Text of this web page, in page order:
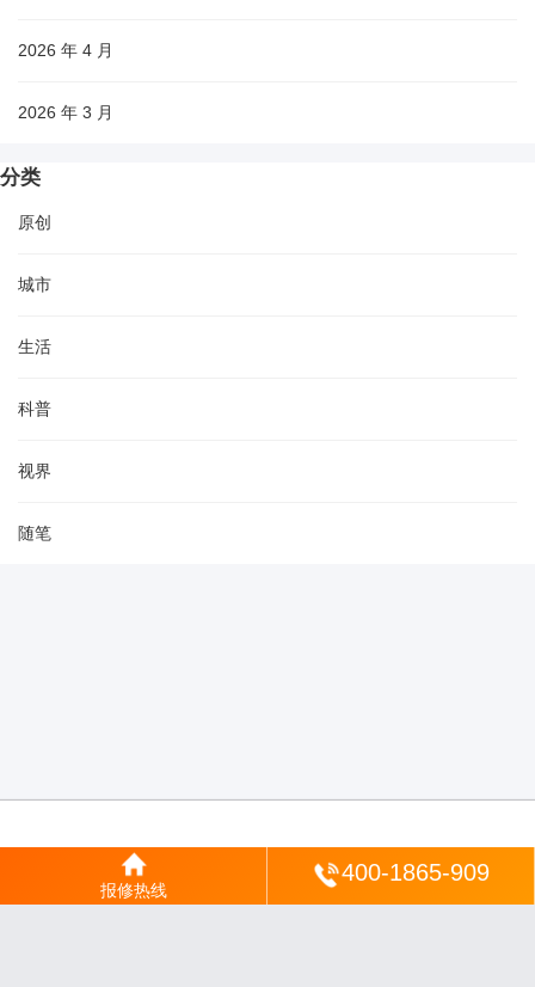
2026 年 4 月
2026 年 3 月
分类
原创
城市
生活
科普
视界
随笔
报修热线
400-1865-909